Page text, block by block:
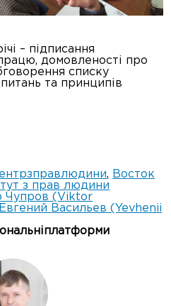
– підписання
домовленості про
списку
та принципів
, Восток
з прав людини
Чупров (Viktor
Евгений Васильев (Yevhenii